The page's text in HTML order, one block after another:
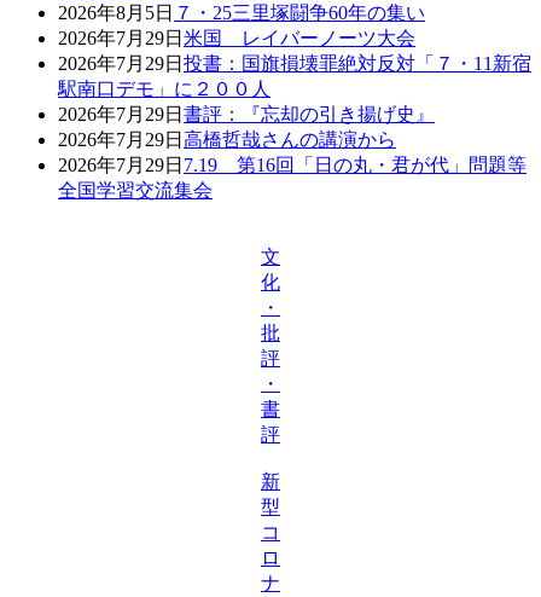
2026年8月5日 ７・25三里塚闘争60年の集い
2026年7月29日 米国 レイバーノーツ大会
2026年7月29日 投書：国旗損壊罪絶対反対「７・11新宿
駅南口デモ」に２００人
2026年7月29日 書評：『忘却の引き揚げ史』
2026年7月29日 高橋哲哉さんの講演から
2026年7月29日 7.19 第16回「日の丸・君が代」問題等
全国学習交流集会
文
化
・
批
評
・
書
評
新
型
コ
ロ
ナ